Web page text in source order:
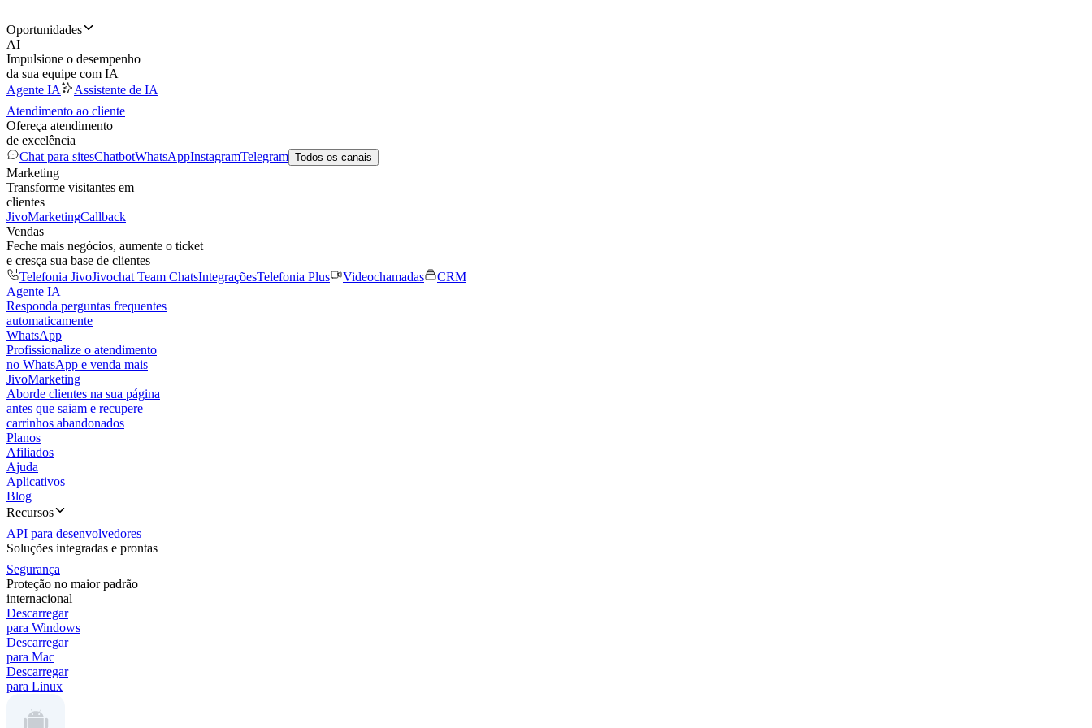
Oportunidades
AI
Impulsione o desempenho
da sua equipe com IA
Agente IA
Assistente de IA
Atendimento ao cliente
Ofereça atendimento
de excelência
Chat para sitesChatbotWhatsAppInstagramTelegram Todos os canais
Marketing
Transforme visitantes em
clientes
JivoMarketingCallback
Vendas
Feche mais negócios, aumente o ticket
e cresça sua base de clientes
Telefonia JivoJivochat Team ChatsIntegraçõesTelefonia Plus Videochamadas
CRM
Agente IA
Responda perguntas frequentes
automaticamente
WhatsApp
Profissionalize o atendimento
no WhatsApp e venda mais
JivoMarketing
Aborde clientes na sua página
antes que saiam e recupere
carrinhos abandonados
Planos
Afiliados
Ajuda
Aplicativos
Blog
Recursos
API para desenvolvedores
Soluções integradas e prontas
Segurança
Proteção no maior padrão
internacional
Descarregar
para Windows
Descarregar
para Mac
Descarregar
para Linux